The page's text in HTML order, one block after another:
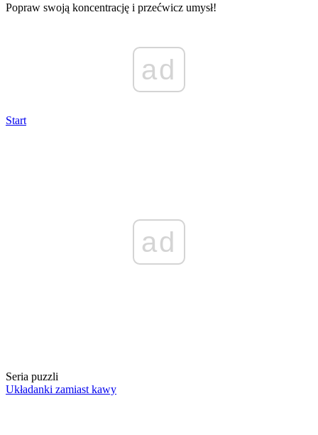
Popraw swoją koncentrację i przećwicz umysł!
ad
Start
ad
Seria puzzli
Układanki zamiast kawy